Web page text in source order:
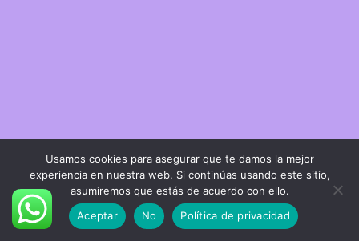
Usamos cookies para asegurar que te damos la mejor
experiencia en nuestra web. Si continúas usando este sitio,
asumiremos que estás de acuerdo con ello.
Aceptar
No Política de privacidad